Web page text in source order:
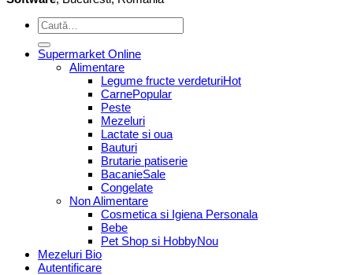
Caută
după:
Supermarket Online
Alimentare
Legume fructe verdeturi
Carne
Peste
Mezeluri
Lactate si oua
Bauturi
Brutarie patiserie
Bacanie
Congelate
Non Alimentare
Cosmetica si Igiena Personala
Bebe
Pet Shop si Hobby
Mezeluri Bio
Autentificare